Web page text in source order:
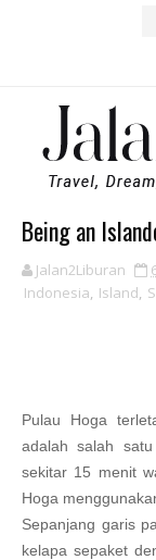
Being an
Jalan2Liburan
Indonesia, Island,
Pulau Hoga
adalah salah
sekitar 15 menit
Hoga
Sepanjang garis
kelapa sepaket